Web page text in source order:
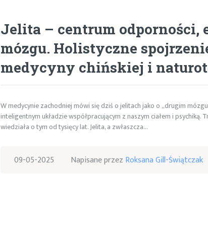
Jelita – centrum odporności,
mózgu. Holistyczne
medycyny chińskiej i
W medycynie zachodniej mówi się dziś o jelitach jako o „drugim
inteligentnym układzie współpracującym z naszym ciałem i psychiką.
wiedziała o tym od tysięcy lat. Jelita, a zwłaszcza…
09-05-2025 Napisane przez Roksana Gill-Świątczak